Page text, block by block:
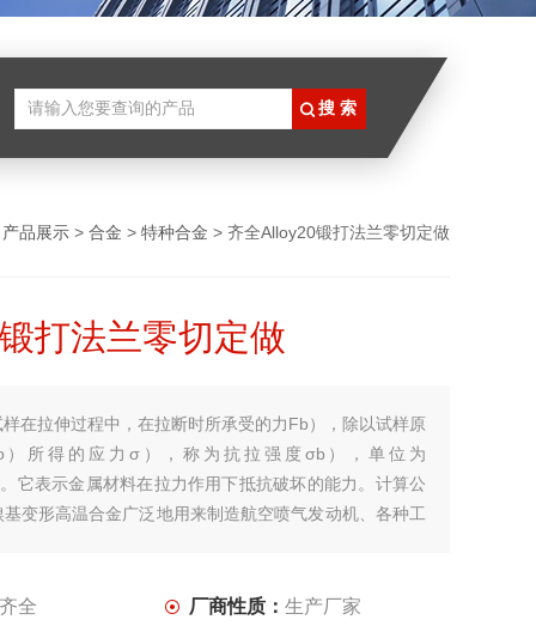
产品展示 > 合金 > 特种合金 > 齐全Alloy20锻打法兰零切定做
打法兰零切定做
样在拉伸过程中，在拉断时所承受的力Fb），除以试样原
）所得的应力σ），称为抗拉强度σb），单位为
它表示金属材料在拉力作用下抵抗破坏的能力。计算公
变形高温合金广泛地用来制造航空喷气发动机、各种工
齐全 厂商性质： 生产厂家